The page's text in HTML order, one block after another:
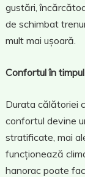
gustări,
de schimbat
mult mai ușoară.
Confortul în
Durata călătoriei
confortul devine
stratificate, mai
funcționează
hanorac poate